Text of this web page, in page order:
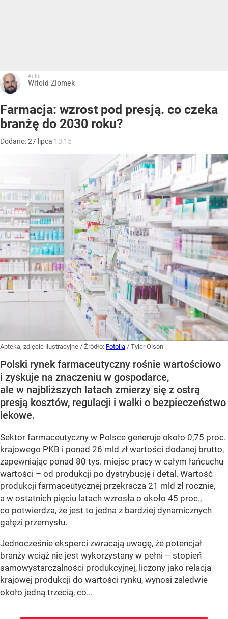
Autor:
Witold Ziomek
Farmacja: wzrost pod presją. co czeka
branżę do 2030 roku?
Dodano:27 lipca 13:15
Apteka, zdjęcie ilustracyjne / Źródło: Fotolia / Tyler Olson
Polski rynek farmaceutyczny rośnie wartościowo
i zyskuje na znaczeniu w gospodarce,
ale w najbliższych latach zmierzy się z ostrą
presją kosztów, regulacji i walki o bezpieczeństwo
lekowe.
Sektor farmaceutyczny w Polsce generuje około 0,75 proc.
krajowego PKB i ponad 26 mld zł wartości dodanej brutto,
zapewniając ponad 80 tys. miejsc pracy w całym łańcuchu
wartości – od produkcji po dystrybucję i detal. Wartość
produkcji farmaceutycznej przekracza 21 mld zł rocznie,
a w ostatnich pięciu latach wzrosła o około 45 proc.,
co potwierdza, że jest to jedna z bardziej dynamicznych
gałęzi przemysłu.
Jednocześnie eksperci zwracają uwagę, że potencjał
branży wciąż nie jest wykorzystany w pełni – stopień
samowystarczalności produkcyjnej, liczony jako relacja
krajowej produkcji do wartości rynku, wynosi zaledwie
około jedną trzecią, co...